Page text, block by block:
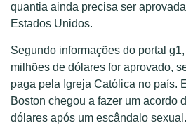
quantia ainda precisa ser
Estados Unidos.
Segundo informações do portal
milhões de dólares for aprovado,
paga pela Igreja Católica no país.
Boston chegou a fazer um acordo
dólares após um escândalo sexual.